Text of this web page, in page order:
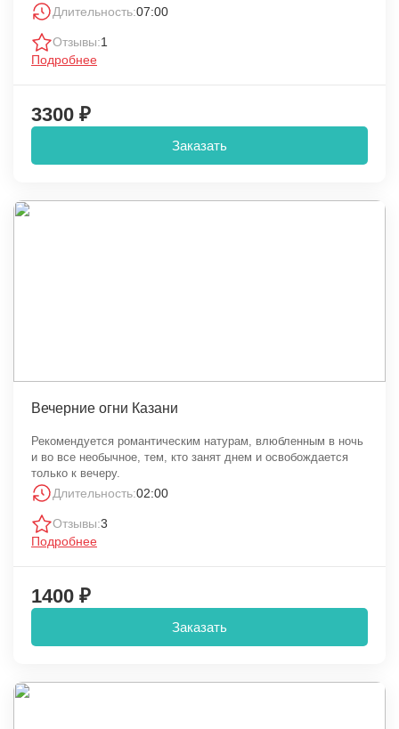
Длительность:07:00
Отзывы:1
Подробнее
3300 ₽
Заказать
Вечерние огни Казани
Рекомендуется романтическим натурам, влюбленным в ночь
и во все необычное, тем, кто занят днем и освобождается
только к вечеру.
Длительность:02:00
Отзывы:3
Подробнее
1400 ₽
Заказать